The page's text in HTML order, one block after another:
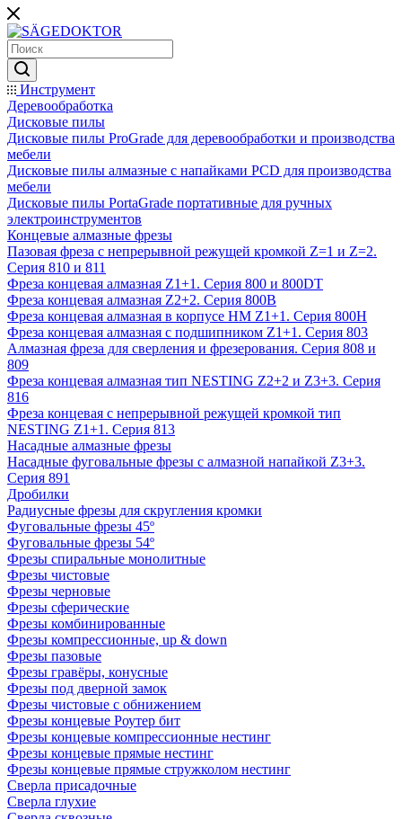
Инструмент
Деревообработка
Дисковые пилы
Дисковые пилы ProGrade для деревообработки и производства
мебели
Дисковые пилы алмазные с напайками PCD для производства
мебели
Дисковые пилы PortaGrade портативные для ручных
электроинструментов
Концевые алмазные фрезы
Пазовая фреза с непрерывной режущей кромкой Z=1 и Z=2.
Серия 810 и 811
Фреза концевая алмазная Z1+1. Серия 800 и 800DT
Фреза концевая алмазная Z2+2. Серия 800B
Фреза концевая алмазная в корпусе НМ Z1+1. Серия 800H
Фреза концевая алмазная с подшипником Z1+1. Серия 803
Алмазная фреза для сверления и фрезерования. Серия 808 и
809
Фреза концевая алмазная тип NESTING Z2+2 и Z3+3. Серия
816
Фреза концевая с непрерывной режущей кромкой тип
NESTING Z1+1. Серия 813
Насадные алмазные фрезы
Насадные фуговальные фрезы с алмазной напайкой Z3+3.
Серия 891
Дробилки
Радиусные фрезы для скругления кромки
Фуговальные фрезы 45º
Фуговальные фрезы 54º
Фрезы спиральные монолитные
Фрезы чистовые
Фрезы черновые
Фрезы сферические
Фрезы комбинированные
Фрезы компрессионные, up & down
Фрезы пазовые
Фрезы гравёры, конусные
Фрезы под дверной замок
Фрезы чистовые с обнижением
Фрезы концевые Роутер бит
Фрезы концевые компрессионные нестинг
Фрезы концевые прямые нестинг
Фрезы концевые прямые стружколом нестинг
Сверла присадочные
Сверла глухие